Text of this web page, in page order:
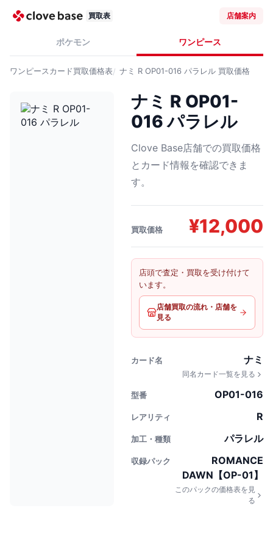
買取表 店舗案内
ポケモン ワンピース
ワンピースカード買取価格表 ナミ R OP01-016 パラレル 買取価格
ナミ R OP01-
016 パラレル
Clove Base店舗での買取価格
とカード情報を確認できま
す。
買取価格 ¥12,000
店頭で査定・買取を受け付けて
います。
店舗買取の流れ・店舗を
見る
カード名 ナミ
同名カード一覧を見る
型番 OP01-016
レアリティ R
加工・種類 パラレル
収録パック
ROMANCE
DAWN【OP-01】
このパックの価格表を見
る